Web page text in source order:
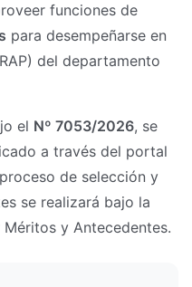
funciones de
para desempeñarse en
del departamento
el Nº 7053/2026, se
a través del portal
de selección y
se realizará bajo la
y Antecedentes.